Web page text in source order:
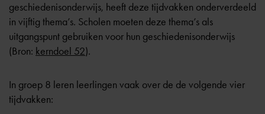
geschiedenisonderwijs, heeft deze tijdvakken onderverdeeld
in vijftig thema’s. Scholen moeten deze thema’s als
uitgangspunt gebruiken voor hun geschiedenisonderwijs
(Bron: kerndoel 52).
In groep 8 leren leerlingen vaak over de de volgende vier
tijdvakken: